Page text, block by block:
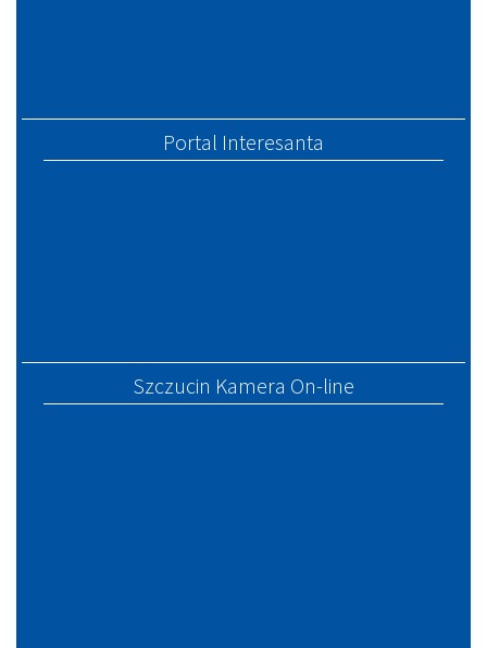
Portal Interesanta
Szczucin Kamera On-line